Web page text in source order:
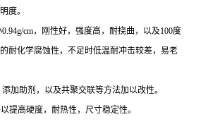
度。
0.94g/cm，刚性好，强度高，耐挠曲，以及100度
耐化学腐蚀性，不足时低温耐冲击较差，易老
加助剂，以及共聚交联等方法加以改性。
提高硬度，耐热性，尺寸稳定性。